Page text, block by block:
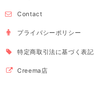
Contact
プライバシーポリシー
特定商取引法に基づく表記
Creema店